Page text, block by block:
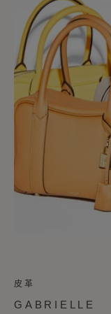
皮革
GABRIELLE